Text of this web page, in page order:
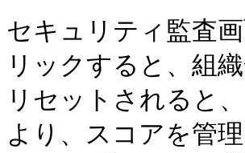
セキュリティ監
リックすると、組
リセットされると
より、スコアを管